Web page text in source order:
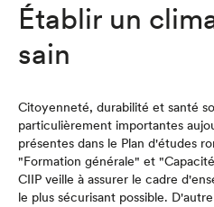
Établir un
sain
Citoyenneté, durabilité et santé
particulièrement importantes
présentes dans le Plan d'études
"Formation générale" et
CIIP veille à assurer le cadre
le plus sécurisant possible.